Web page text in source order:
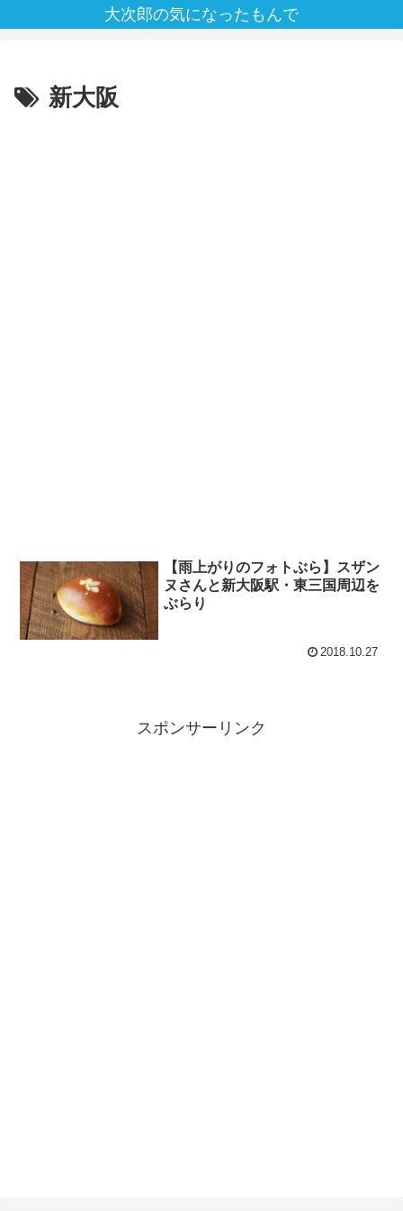
大次郎の気になったもんで
新大阪
【雨上がりのフォトぶら】スザン
ヌさんと新大阪駅・東三国周辺を
ぶらり
2018.10.27
スポンサーリンク